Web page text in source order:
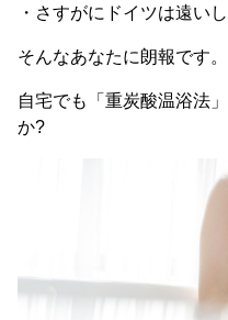
・さすがにドイツは遠い
そんなあなたに朗報です。
自宅でも「重炭酸温浴法
か?